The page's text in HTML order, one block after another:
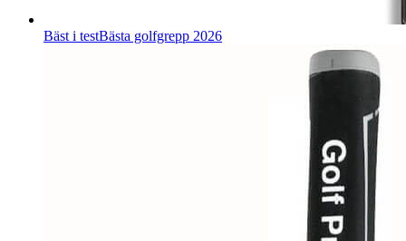
Bäst i testBästa golfgrepp 2026